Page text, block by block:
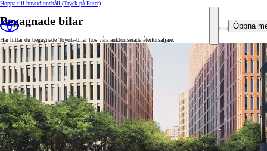
Hoppa till huvudinnehåll (Tryck på Enter)
Öppna
Begagnade bilar
Här hittar du begagnade Toyota-bilar hos våra auktoriserade återförsäljare.